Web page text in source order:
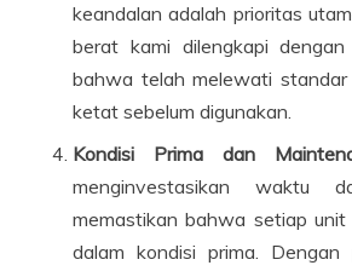
keandalan adalah prioritas
berat kami dilengkapi dengan
bahwa telah melewati
ketat sebelum digunakan.
Kondisi Prima dan
menginvestasikan waktu
memastikan bahwa setiap unit
dalam kondisi prima. Dengan